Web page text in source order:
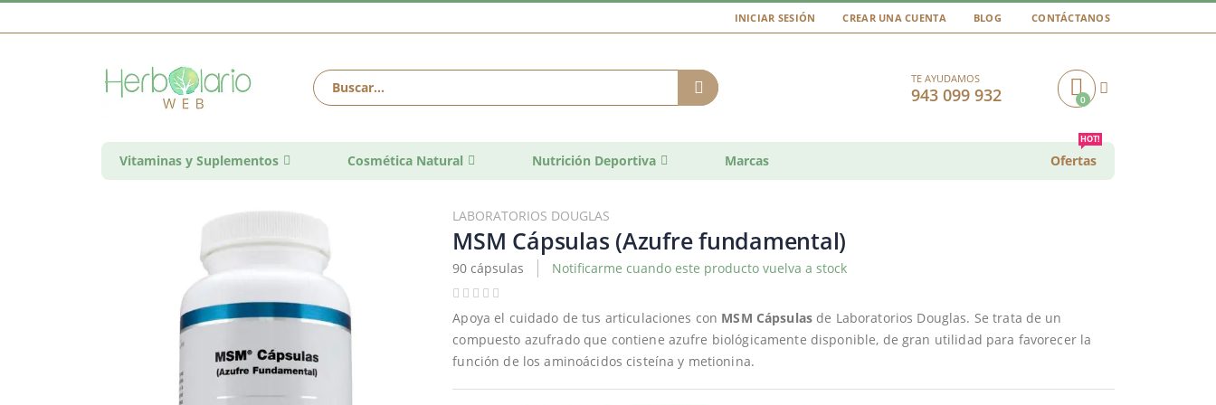
INICIAR SESIÓN CREAR UNA CUENTA BLOG CONTÁCTANOS
TE AYUDAMOS
943 099 932 Cart0
Vitaminas y Suplementos Cosmética Natural Nutrición Deportiva Marcas Ofertas
HOT!
LABORATORIOS DOUGLAS
MSM Cápsulas (Azufre fundamental)
90 cápsulas Notificarme cuando este producto vuelva a stock
Apoya el cuidado de tus articulaciones con MSM Cápsulas de Laboratorios Douglas. Se trata de un
compuesto azufrado que contiene azufre biológicamente disponible, de gran utilidad para favorecer la
función de los aminoácidos cisteína y metionina.